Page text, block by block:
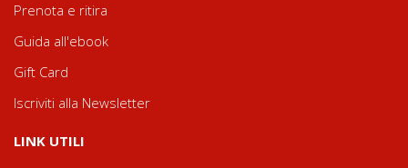
Prenota e ritira
Guida all'ebook
Gift Card
Iscriviti alla Newsletter
LINK UTILI